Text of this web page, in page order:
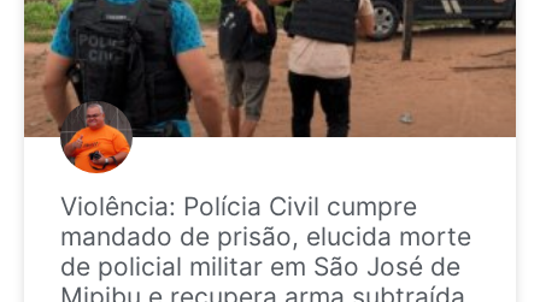
Violência: Polícia Civil cumpre
mandado de prisão, elucida morte
de policial militar em São José de